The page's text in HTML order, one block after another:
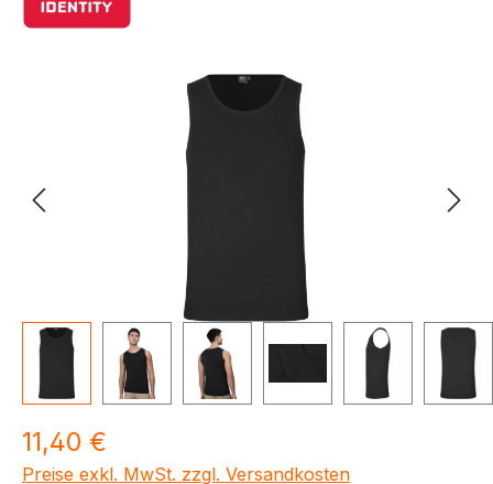
Bildergalerie überspringen
Regulärer Preis:
11,40 €
Preise exkl. MwSt. zzgl. Versandkosten